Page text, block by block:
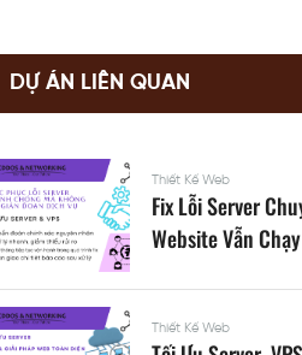
DỰ ÁN LIÊN QUAN
Thiết Kế Web
Fix Lỗi Server
Website Vẫn
Thiết Kế Web